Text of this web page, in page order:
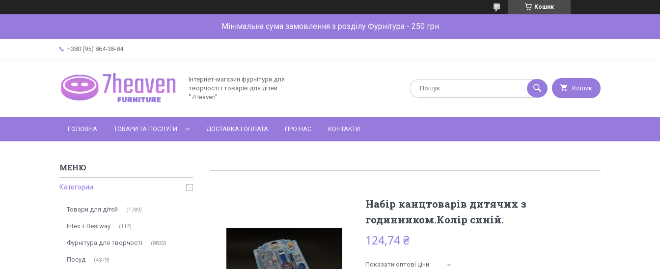
Кошик
Мінімальна сума замовлення з розділу Фурнітура - 250 грн
+380 (95) 864-38-84
Інтернет-магазин фурнітури для
творчості і товарів для дітей
"7Heaven"
Кошик
ГОЛОВНА ТОВАРИ ТА ПОСЛУГИ ДОСТАВКА І ОПЛАТА ПРО НАС КОНТАКТИ
Набір канцтоварів дитячих з
годинником.Колір синій.
124,74 ₴
Показати оптові ціни
Категории
Товари для дітей 1789
Intex + Bestway 112
Фурнітура для творчості 8832
Посуд 4379